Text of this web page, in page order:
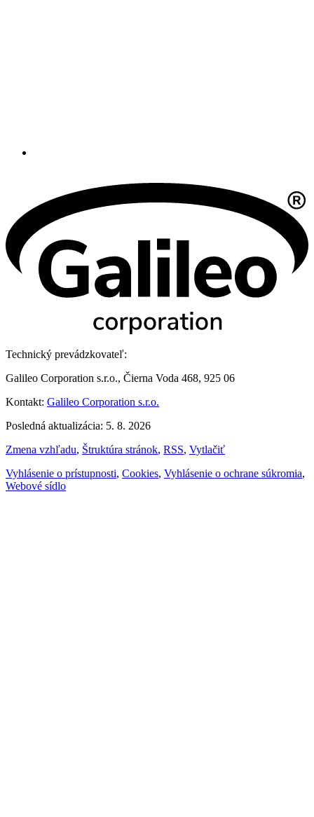
Technický prevádzkovateľ:
Galileo Corporation s.r.o., Čierna Voda 468, 925 06
Kontakt: Galileo Corporation s.r.o.
Posledná aktualizácia: 5. 8. 2026
Zmena vzhľadu, Štruktúra stránok, RSS, Vytlačiť
Vyhlásenie o prístupnosti, Cookies, Vyhlásenie o ochrane súkromia,
Webové sídlo